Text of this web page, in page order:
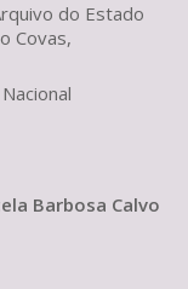
do Estado
Covas,
Barbosa Calvo